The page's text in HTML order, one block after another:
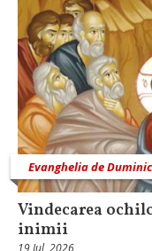
Evanghelia de
Vindecarea
inimii
19 Iul, 2026